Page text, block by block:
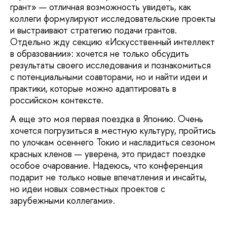
грант» — отличная возможность увидеть, как
коллеги формулируют исследовательские проекты
и выстраивают стратегию подачи грантов.
Отдельно жду секцию «Искусственный интеллект
в образовании»: хочется не только обсудить
результаты своего исследования и познакомиться
с потенциальными соавторами, но и найти идеи и
практики, которые можно адаптировать в
российском контексте.
А еще это моя первая поездка в Японию. Очень
хочется погрузиться в местную культуру, пройтись
по улочкам осеннего Токио и насладиться сезоном
красных кленов — уверена, это придаст поездке
особое очарование. Надеюсь, что конференция
подарит не только новые впечатления и инсайты,
но идеи новых совместных проектов с
зарубежными коллегами».